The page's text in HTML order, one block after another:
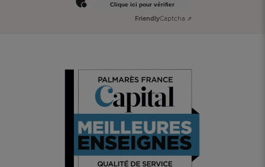
Clique ici pour vérifier
FriendlyCaptcha ⇗